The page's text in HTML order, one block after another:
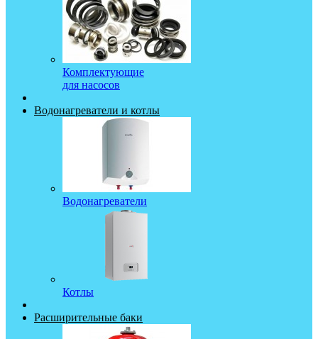
Комплектующие
для насосов
Водонагреватели и котлы
Водонагреватели
Котлы
Расширительные баки